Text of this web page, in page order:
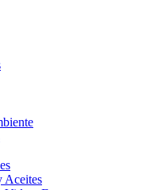
Aceites